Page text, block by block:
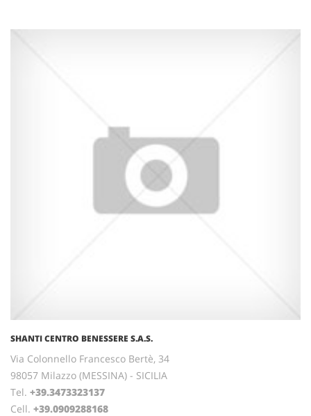
SHANTI CENTRO BENESSERE S.A.S.
Via Colonnello Francesco Bertè, 34
98057 Milazzo (MESSINA) - SICILIA
Tel. +39.3473323137
Cell. +39.0909288168